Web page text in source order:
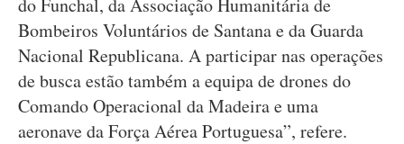
do Funchal, da Associação Humanitária de
Bombeiros Voluntários de Santana e da Guarda
Nacional Republicana. A participar nas operações
de busca estão também a equipa de drones do
Comando Operacional da Madeira e uma
aeronave da Força Aérea Portuguesa”, refere.